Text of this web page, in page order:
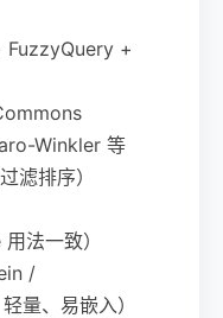
FuzzyQuery +
Winkler 等
滤排序）
法一致）
/
量、易嵌入）